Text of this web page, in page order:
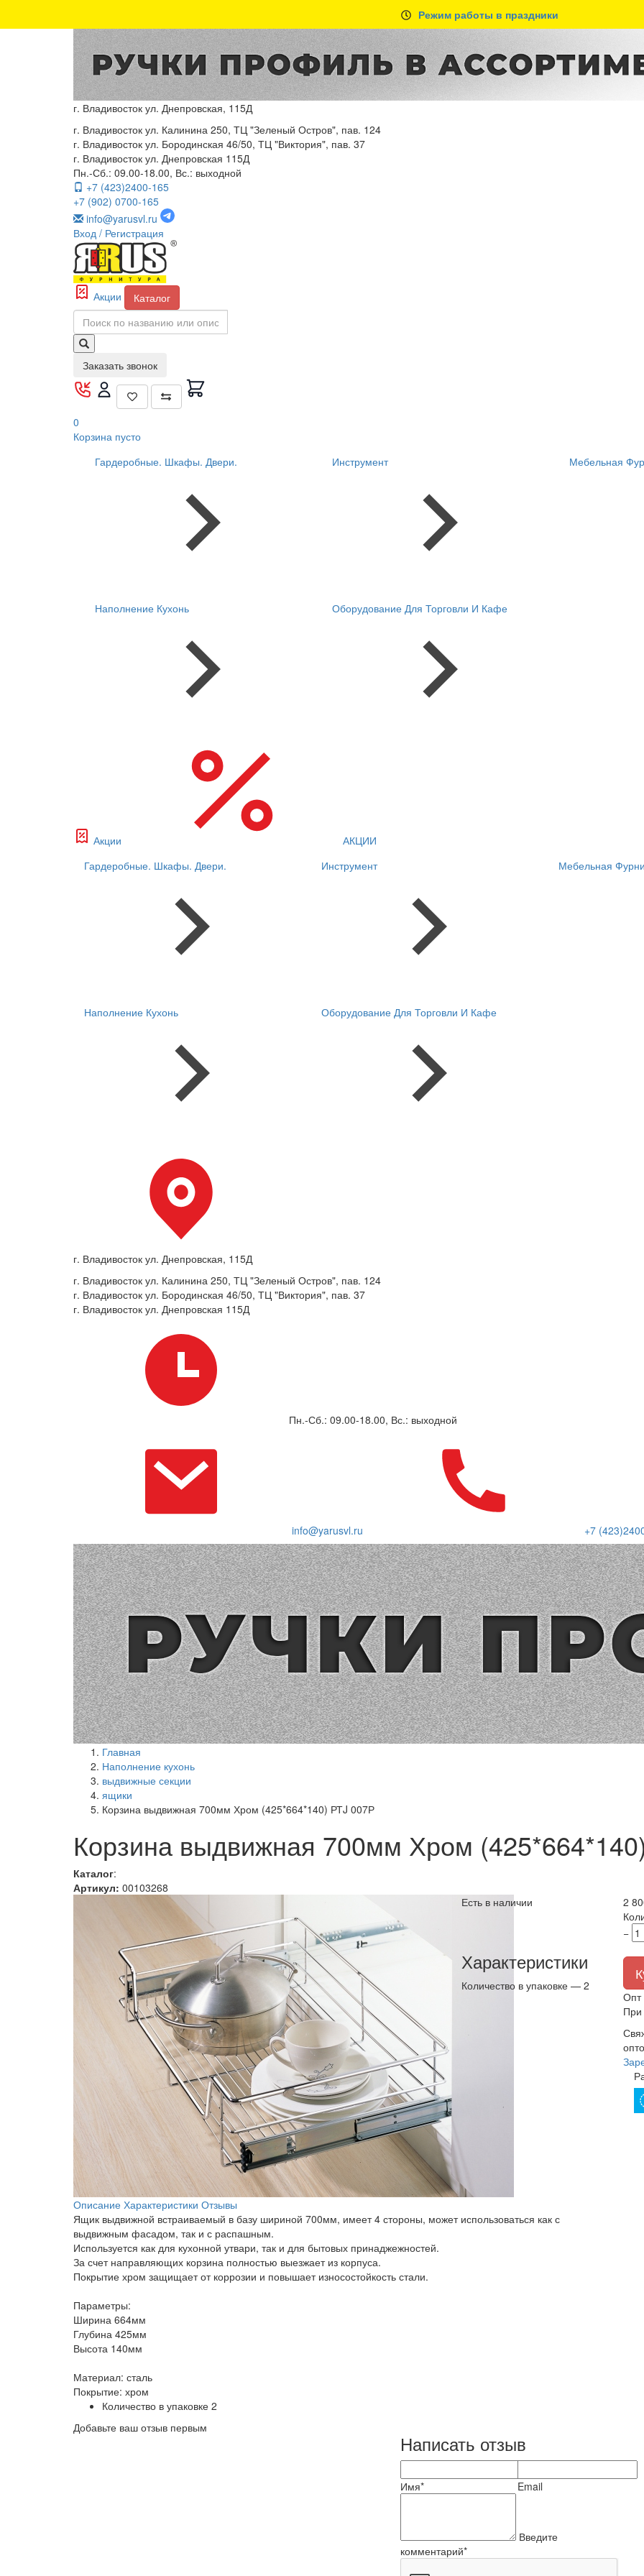
Режим работы в праздники
г. Владивосток ул. Днепровская, 115Д
г. Владивосток ул. Калинина 250, ТЦ "Зеленый Остров", пав. 124
г. Владивосток ул. Бородинская 46/50, ТЦ "Виктория", пав. 37
г. Владивосток ул. Днепровская 115Д
Пн.-Сб.: 09.00-18.00, Вс.: выходной
+7 (423)2400-165
+7 (902) 0700-165
info@yarusvl.ru
Вход / Регистрация
Акции Каталог
Заказать звонок
0
Корзина пусто
Гардеробные. Шкафы. Двери.
Инструмент Мебельная
Наполнение Кухонь Оборудование Для Торговли И Кафе
Акции
АКЦИИ
Гардеробные. Шкафы. Двери.
Инструмент Мебельная
Наполнение Кухонь Оборудование Для Торговли И Кафе
г. Владивосток ул. Днепровская, 115Д
г. Владивосток ул. Калинина 250, ТЦ "Зеленый Остров", пав. 124
г. Владивосток ул. Бородинская 46/50, ТЦ "Виктория", пав. 37
г. Владивосток ул. Днепровская 115Д
Пн.-Сб.: 09.00-18.00, Вс.: выходной
info@yarusvl.ru +7
Главная
Наполнение кухонь
выдвижные секции
ящики
Корзина выдвижная 700мм Хром (425*664*140) РТJ 007Р
Корзина выдвижная 700мм Хром
Каталог:
Артикул: 00103268
Есть в наличии
Характеристики
Количество в упаковке — 2
2
−
Опт
При
Описание Характеристики Отзывы
Ящик выдвижной встраиваемый в базу шириной 700мм, имеет 4 стороны, может использоваться как с
выдвижным фасадом, так и с распашным.
Используется как для кухонной утвари, так и для бытовых принаджежностей.
За счет направляющих корзина полностью выезжает из корпуса.
Покрытие хром защищает от коррозии и повышает износостойкость стали.
Параметры:
Ширина 664мм
Глубина 425мм
Высота 140мм
Материал: сталь
Покрытие: хром
Количество в упаковке 2
Добавьте ваш отзыв первым
Написать отзыв
Имя* Email
Введите
комментарий*